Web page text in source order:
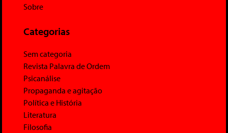
Sobre
Categorias
Sem categoria
Revista Palavra de Ordem
Psicanálise
Propaganda e agitação
Política e História
Literatura
Filosofia